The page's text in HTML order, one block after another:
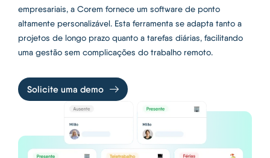
empresariais, a Corem fornece um software de ponto
altamente personalizável. Esta ferramenta se adapta tanto a
projetos de longo prazo quanto a tarefas diárias, facilitando
uma gestão sem complicações do trabalho remoto.
Solicite uma demo